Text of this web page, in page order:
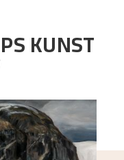
KUNST